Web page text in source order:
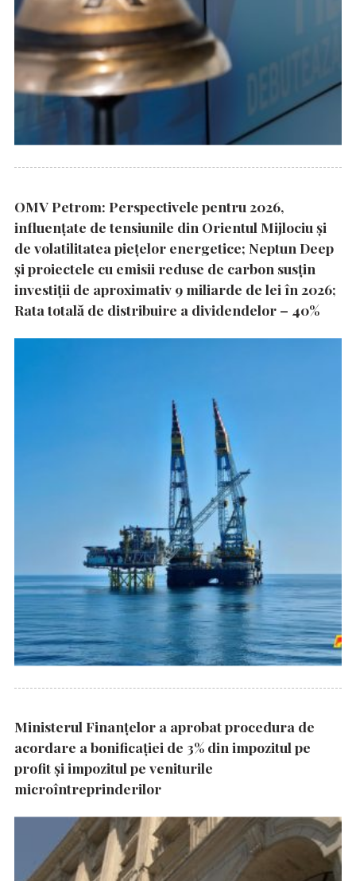
OMV Petrom: Perspectivele pentru 2026,
influențate de tensiunile din Orientul Mijlociu și
de volatilitatea piețelor energetice; Neptun Deep
și proiectele cu emisii reduse de carbon susțin
investiții de aproximativ 9 miliarde de lei în 2026;
Rata totală de distribuire a dividendelor – 40%
Ministerul Finanțelor a aprobat procedura de
acordare a bonificației de 3% din impozitul pe
profit și impozitul pe veniturile
microîntreprinderilor